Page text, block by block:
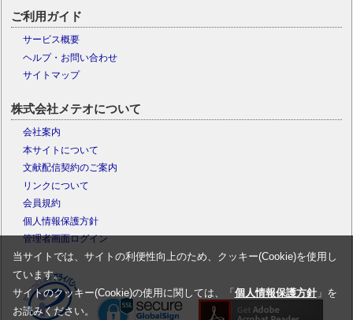
ご利用ガイド
サービス概要
ヘルプ・お問い合わせ
サイトマップ
株式会社メテオについて
会社案内
本サイトについて
文献配信契約のご案内
リンクについて
会員規約
個人情報保護方針
管理者画面ログイン
当サイトでは、サイトの利便性向上のため、クッキー(Cookie)を使用し
ています。
サイトのクッキー(Cookie)の使用に関しては、「 個人情報保護方針」を
お読みください。